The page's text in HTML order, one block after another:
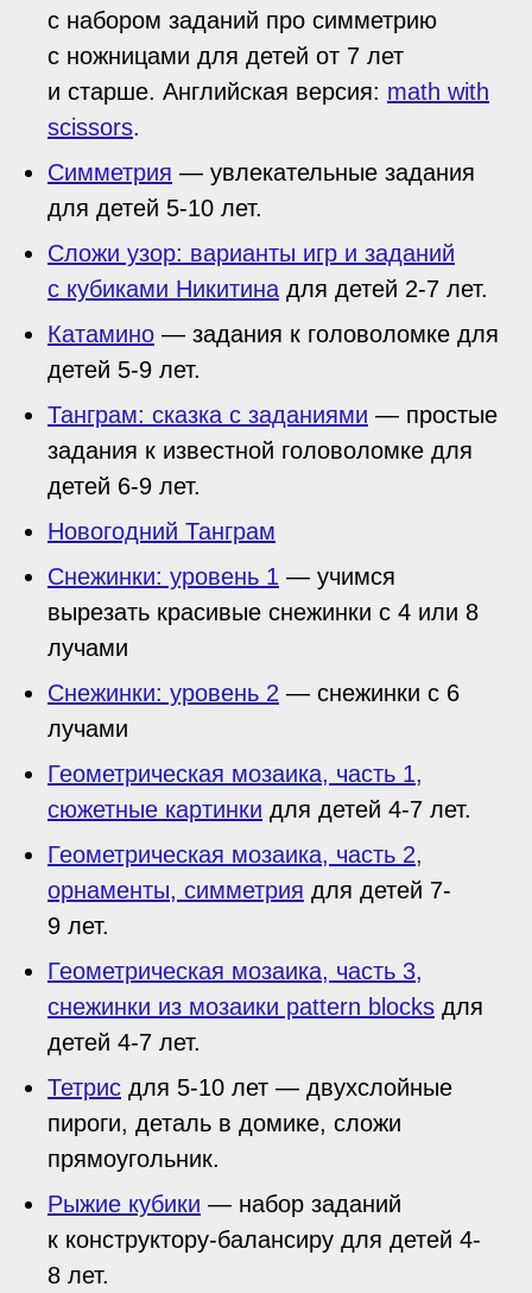
с набором заданий про симметрию
с ножницами для детей от 7 лет
и старше. Английская версия: math with
scissors.
Симметрия — увлекательные задания
для детей 5-10 лет.
Сложи узор: варианты игр и заданий
с кубиками Никитина для детей 2-7 лет.
Катамино — задания к головоломке для
детей 5-9 лет.
Танграм: сказка с заданиями — простые
задания к известной головоломке для
детей 6-9 лет.
Новогодний Танграм
Снежинки: уровень 1 — учимся
вырезать красивые снежинки с 4 или 8
лучами
Снежинки: уровень 2 — снежинки с 6
лучами
Геометрическая мозаика, часть 1,
сюжетные картинки для детей 4-7 лет.
Геометрическая мозаика, часть 2,
орнаменты, симметрия для детей 7-
9 лет.
Геометрическая мозаика, часть 3,
снежинки из мозаики pattern blocks для
детей 4-7 лет.
Тетрис для 5-10 лет — двухслойные
пироги, деталь в домике, сложи
прямоугольник.
Рыжие кубики — набор заданий
к конструктору-балансиру для детей 4-
8 лет.